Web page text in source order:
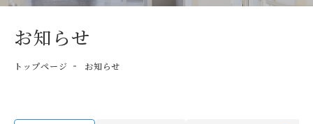
お知らせ
トップページ お知らせ